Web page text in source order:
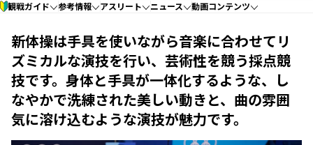
観戦ガイド 参考情報 アスリート ニュース 動画コンテンツ
新体操は手具を使いながら音楽に合わせてリ
ズミカルな演技を行い、芸術性を競う採点競
技です。身体と手具が一体化するような、し
なやかで洗練された美しい動きと、曲の雰囲
気に溶け込むような演技が魅力です。